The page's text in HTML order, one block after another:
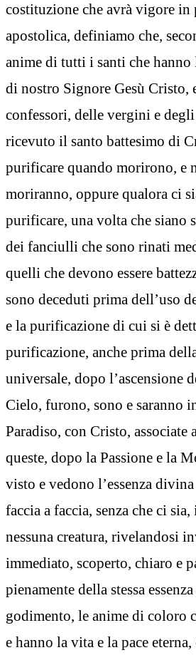
costituzione che avrà vigore
apostolica, definiamo che,
anime di tutti i santi che hanno
di nostro Signore Gesù Cristo,
confessori, delle vergini e
ricevuto il santo battesimo di
purificare quando morirono, e
moriranno, oppure qualora ci
purificare, una volta che siano
dei fanciulli che sono rinati
quelli che devono essere
sono deceduti prima dell’uso
e la purificazione di cui si è
purificazione, anche prima
universale, dopo l’ascensione
Cielo, furono, sono e saranno
Paradiso, con Cristo,
queste, dopo la Passione e la
visto e vedono l’essenza
faccia a faccia, senza che ci
nessuna creatura, rivelandosi
immediato, scoperto, chiaro e
pienamente della stessa
godimento, le anime di coloro
e hanno la vita e la pace